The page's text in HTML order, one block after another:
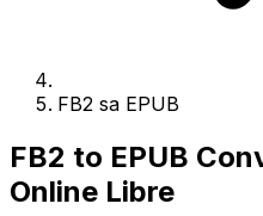
FB2 sa EPUB
FB2 to EPUB
Online Libre